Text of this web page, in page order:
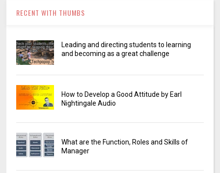
RECENT WITH THUMBS
Leading and directing students to learning
and becoming as a great challenge
How to Develop a Good Attitude by Earl
Nightingale Audio
What are the Function, Roles and Skills of
Manager